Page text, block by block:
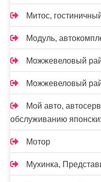
Митос,
Модуль,
Можжевеловый
Можжевеловый
Мой авто,
обслуживанию
Мотор
Мухинка,